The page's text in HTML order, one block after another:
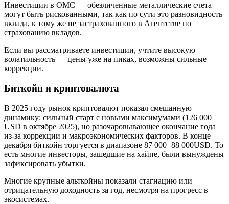
Инвестиции в ОМС — обезличенные металлические счета —
могут быть рискованными, так как по сути это разновидность
вклада, к тому же не застрахованного в Агентстве по
страхованию вкладов.
Если вы рассматриваете инвестиции, учтите высокую
волатильность — цены уже на пиках, возможны сильные
коррекции.
Биткойн и криптовалюта
В 2025 году рынок криптовалют показал смешанную
динамику: сильный старт с новыми максимумами (126 000
USD в октябре 2025), но разочаровывающее окончание года
из-за коррекции и макроэкономических факторов. В конце
декабря биткойн торгуется в диапазоне 87 000−88 000USD. То
есть многие инвесторы, зашедшие на хайпе, были вынуждены
зафиксировать убытки.
Многие крупные альткойны показали стагнацию или
отрицательную доходность за год, несмотря на прогресс в
экосистемах.